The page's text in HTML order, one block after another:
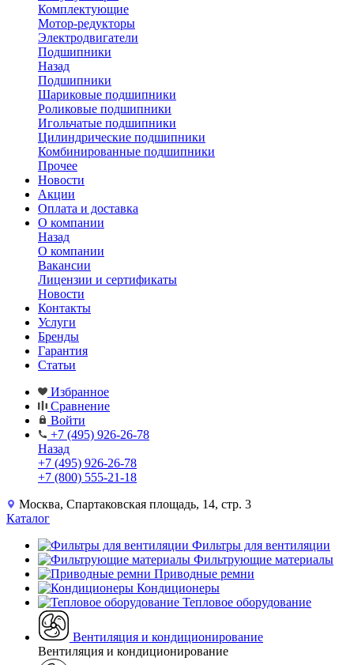
Комплектующие
Мотор-редукторы
Электродвигатели
Подшипники
Назад
Подшипники
Шариковые подшипники
Роликовые подшипники
Игольчатые подшипники
Цилиндрические подшипники
Комбинированные подшипники
Прочее
Новости
Акции
Оплата и доставка
О компании
Назад
О компании
Вакансии
Лицензии и сертификаты
Новости
Контакты
Услуги
Бренды
Гарантия
Статьи
Избранное
Сравнение
Войти
+7 (495) 926-26-78
Назад
+7 (495) 926-26-78
+7 (800) 555-21-18
Москва, Спартаковская площадь, 14, стр. 3
Каталог
Фильтры для вентиляции
Фильтрующие материалы
Приводные ремни
Кондиционеры
Тепловое оборудование
Вентиляция и кондиционирование
Вентиляция и кондиционирование